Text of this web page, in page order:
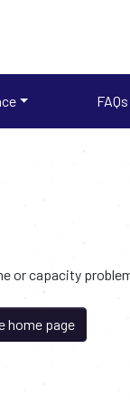
FAQs
or capacity
home page